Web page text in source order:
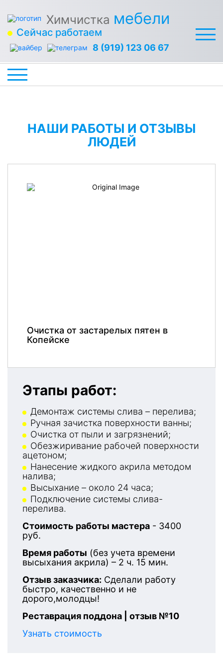
Химчистка мебели
Сейчас работаем
8 (919) 123 06 67
НАШИ РАБОТЫ И ОТЗЫВЫ
ЛЮДЕЙ
Очистка от застарелых пятен в
Копейске
Этапы работ:
Демонтаж системы слива – перелива;
Ручная зачистка поверхности ванны;
Очистка от пыли и загрязнений;
Обезжиривание рабочей поверхности
ацетоном;
Нанесение жидкого акрила методом
налива;
Высыхание – около 24 часа;
Подключение системы слива-
перелива.
Стоимость работы мастера - 3400
руб.
Время работы (без учета времени
высыхания акрила) – 2 ч. 15 мин.
Отзыв заказчика: Сделали работу
быстро, качественно и не
дорого,молодцы!
Реставрация поддона | отзыв №10
Узнать стоимость